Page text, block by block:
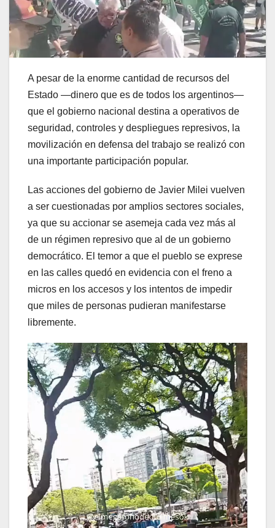
A pesar de la enorme cantidad de recursos del
Estado —dinero que es de todos los argentinos—
que el gobierno nacional destina a operativos de
seguridad, controles y despliegues represivos, la
movilización en defensa del trabajo se realizó con
una importante participación popular.
Las acciones del gobierno de Javier Milei vuelven
a ser cuestionadas por amplios sectores sociales,
ya que su accionar se asemeja cada vez más al
de un régimen represivo que al de un gobierno
democrático. El temor a que el pueblo se exprese
en las calles quedó en evidencia con el freno a
micros en los accesos y los intentos de impedir
que miles de personas pudieran manifestarse
libremente.